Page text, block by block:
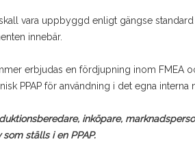
vara uppbyggd enligt gängse
innebär.
erbjudas en fördjupning inom FMEA
PPAP för användning i det egna interna
inköpare,
ställs i en PPAP.